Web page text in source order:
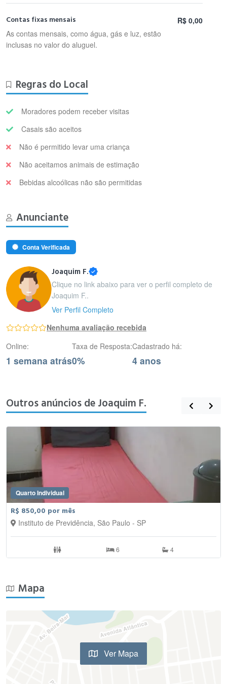
Contas fixas mensais
As contas mensais, como água, gás e luz, estão
inclusas no valor do aluguel.
R$ 0,00
Regras do Local
Moradores podem receber visitas
Casais são aceitos
Não é permitido levar uma criança
Não aceitamos animais de estimação
Bebidas alcoólicas não são permitidas
Anunciante
Conta Verificada
Joaquim F.
Clique no link abaixo para ver o perfil completo de
Joaquim F..
Ver Perfil Completo
Nenhuma avaliação recebida
Online:
1 semana atrás
Taxa de Resposta:
0%
Cadastrado há:
4 anos
Outros anúncios de Joaquim F.
Quarto Individual
R$ 850,00 por mês
Instituto de Previdência, São Paulo - SP
6 4
Mapa
Ver Mapa